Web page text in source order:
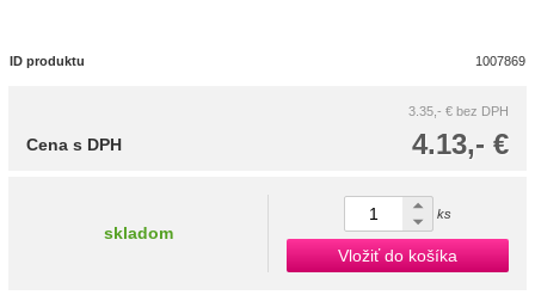
ID produktu 1007869
3.35,- € bez DPH
4.13,- €
Cena s DPH
skladom
ks
Vložiť do košíka